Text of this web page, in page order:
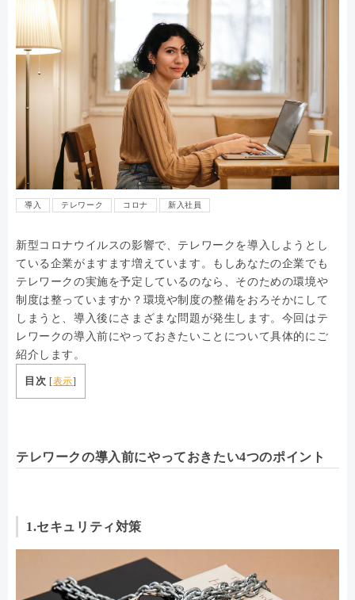
導入 テレワーク コロナ 新入社員
新型コロナウイルスの影響で、テレワークを導入しようとし
ている企業がますます増えています。もしあなたの企業でも
テレワークの実施を予定しているのなら、そのための環境や
制度は整っていますか？環境や制度の整備をおろそかにして
しまうと、導入後にさまざまな問題が発生します。今回はテ
レワークの導入前にやっておきたいことについて具体的にご
紹介します。
目次 [表示]
テレワークの導入前にやっておきたい4つのポイント
1.セキュリティ対策